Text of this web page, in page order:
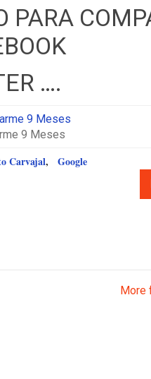
PARA
….
9 Meses
Carvajal,Google
More